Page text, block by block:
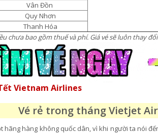
Vân Đồn
Quy Nhơn
Thanh Hóa
chưa bao gồm thuế và phí. Giá vé sẽ luôn thay
Vietnam Airlines
Vé rẻ trong tháng Vietjet Air
hãng hàng không quốc dân, vì khi người ta nói